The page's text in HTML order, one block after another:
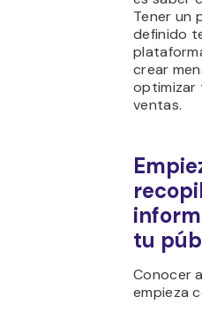
Tener un
definido
crear
optimizar
ventas.
tu
Conocer
empieza